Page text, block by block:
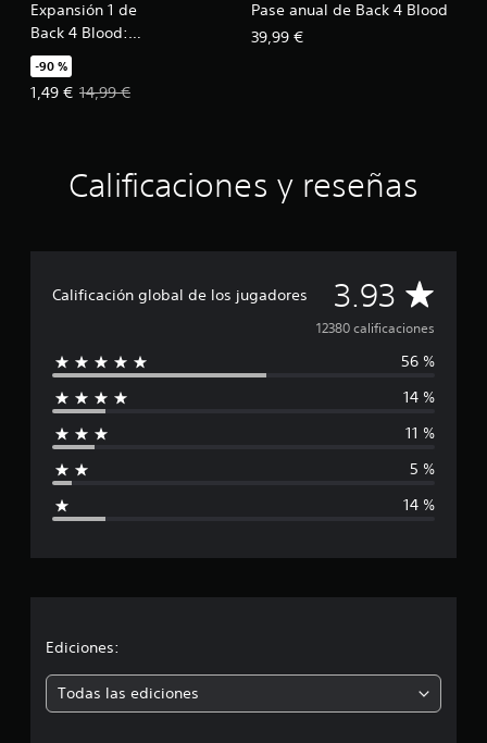
Expansión 1 de
Back 4 Blood:
Túneles del Terror
-90 %
1,49 €
Precio de la oferta: 1,49 €. Precio original: 14,99 €.
14,99 €
Pase anual de Back 4 Blood
39,99 €
Calificaciones y reseñas
Calificación global de los jugadores 3.93 C
a
l
12380 calificaciones
56 %
14 %
11 %
5 %
14 %
Ediciones:
Todas las ediciones